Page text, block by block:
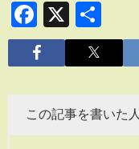
Facebook
X
有
この記事を書いた人